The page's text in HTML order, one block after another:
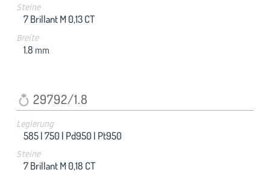
Steine
7 Brillant M 0,13 CT
Breite
1.8 mm
29792/1.8
Legierung
585 |750 | Pd950 | Pt950
Steine
7 Brillant M 0,18 CT